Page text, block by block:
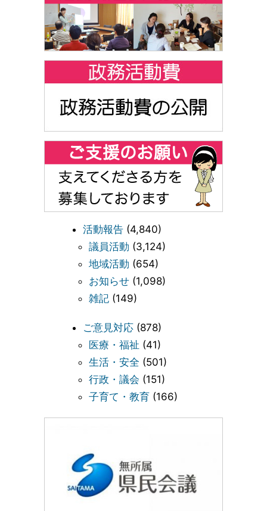
活動報告 (4,840)
議員活動 (3,124)
地域活動 (654)
お知らせ (1,098)
雑記 (149)
ご意見対応 (878)
医療・福祉 (41)
生活・安全 (501)
行政・議会 (151)
子育て・教育 (166)